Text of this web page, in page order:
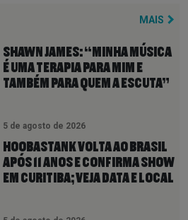
MAIS
SHAWN JAMES: “MINHA MÚSICA
É UMA TERAPIA PARA MIM E
TAMBÉM PARA QUEM A ESCUTA”
5 de agosto de 2026
HOOBASTANK VOLTA AO BRASIL
APÓS 11 ANOS E CONFIRMA SHOW
EM CURITIBA; VEJA DATA E LOCAL